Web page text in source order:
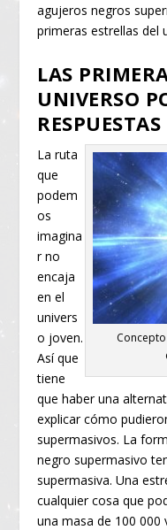
agujeros negros
primeras estrellas del
LAS
UNIVERSO
RESPUESTAS
La ruta
que
podem
os
imagina
r no
encaja
en el
univers
o joven.
Así que
tiene
que haber una
explicar cómo
supermasivos. La
negro supermasivo
supermasiva. Una
cualquier cosa que
una masa de 100 000